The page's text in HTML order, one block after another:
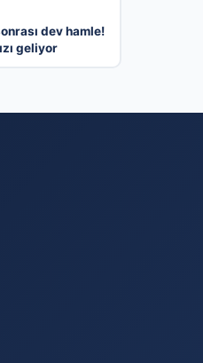
dev hamle!
geliyor